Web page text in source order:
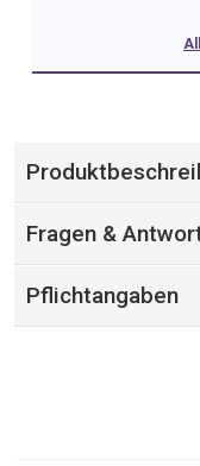
Fragen &
Pflichtangaben